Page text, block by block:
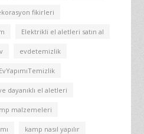
fikirleri
Elektrikli el aletleri satın al
evdetemizlik
EvYapımıTemizlik
dayanıklı el aletleri
malzemeleri
kamp nasıl yapılır